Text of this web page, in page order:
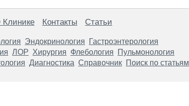
Контакты Статьи
Эндокринология
Гастроэнтерология
ЛОР Хирургия Флебология
Пульмонология
Диагностика Справочник Поиск по статьям